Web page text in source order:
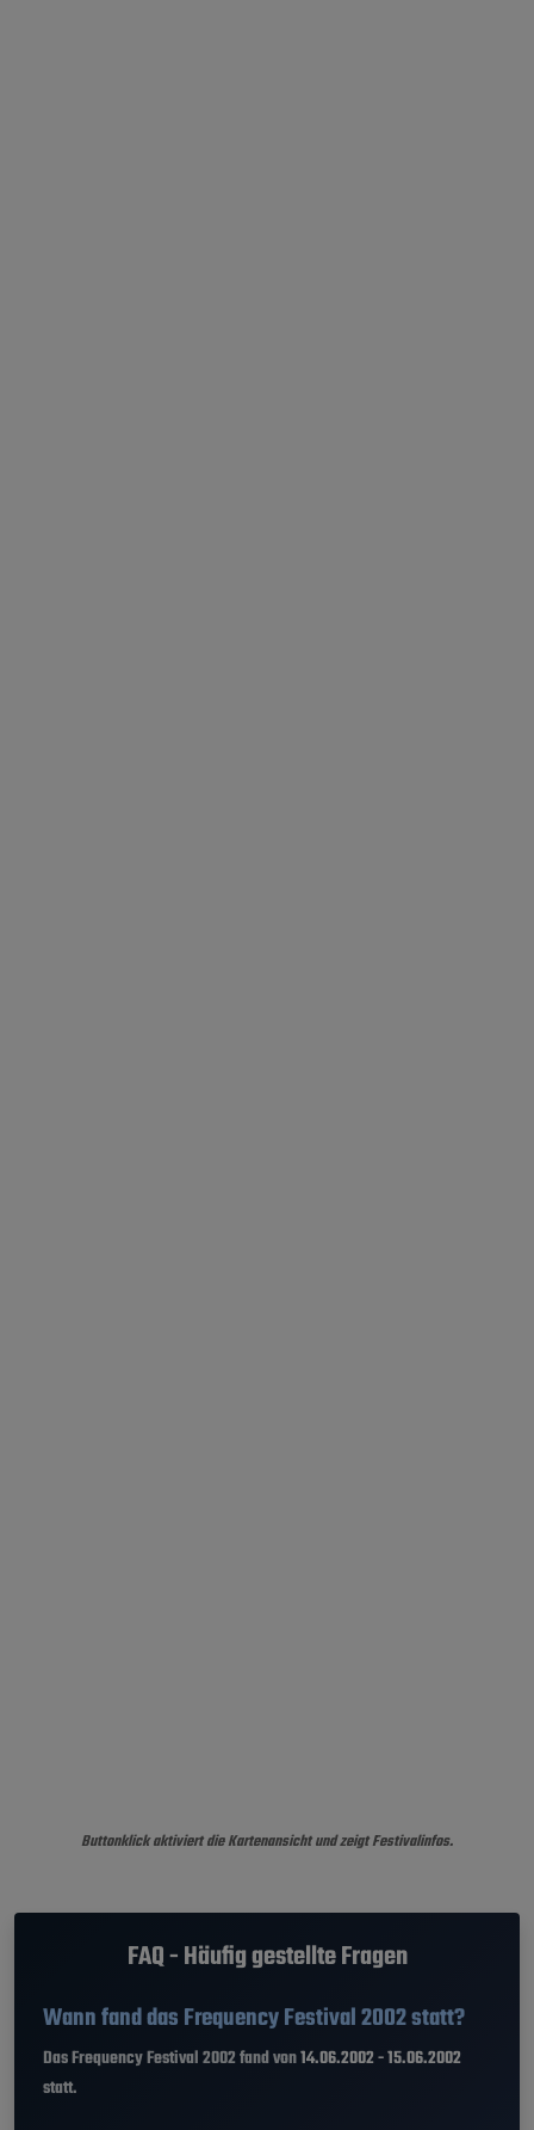
Buttonklick aktiviert die Kartenansicht und zeigt Festivalinfos.
FAQ - Häufig gestellte Fragen
Wann fand das Frequency Festival 2002 statt?
Das Frequency Festival 2002 fand von14.06.2002 - 15.06.2002
statt.